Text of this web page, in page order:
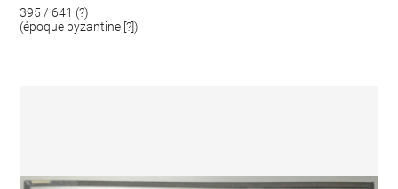
395 / 641 (?)
(époque byzantine [?])